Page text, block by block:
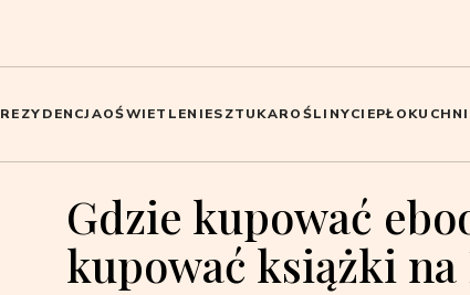
REZYDENCJAOŚWIETLENIESZTUKAROŚLINYCIEPŁO
Gdzie kupować
kupować książki